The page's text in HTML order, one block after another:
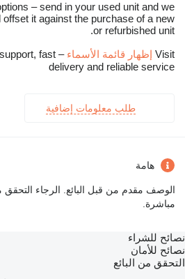
– send in your used unit and we
it against the purchase of a new
or refurbished unit.
Visit إظهار قائمة الأسماء
fast
delivery and reliable service
طلب معلومات إضافية
هامة
الوصف مقدم من قبل البائع. الرجاء التحقق
مباشرة.
نصائح للشراء
نصائح للأمان
التحقق من البائع